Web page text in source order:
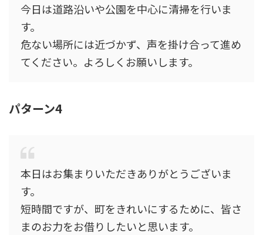
今日は道路沿いや公園を中心に清掃を行いま
す。
危ない場所には近づかず、声を掛け合って進め
てください。よろしくお願いします。
パターン4
本日はお集まりいただきありがとうございま
す。
短時間ですが、町をきれいにするために、皆さ
まのお力をお借りしたいと思います。